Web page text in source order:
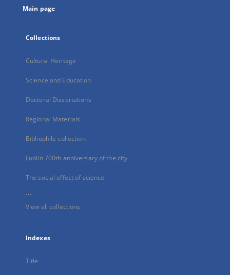
Main page
Collections
Cultural Heritage
Science and Education
Doctoral Dissertations
Regional Materials
Bibliophile collection
Lublin 700th anniversary of the city
The social effect of science
...
View all collections
Indexes
Title